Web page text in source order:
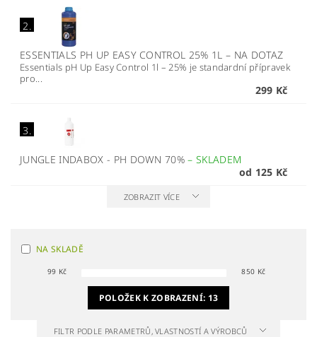
2.
ESSENTIALS PH UP EASY CONTROL 25% 1L – NA DOTAZ
Essentials pH Up Easy Control 1l – 25% je standardní přípravek
pro...
299 Kč
3.
JUNGLE INDABOX - PH DOWN 70%–SKLADEM
od 125 Kč
ZOBRAZIT VÍCE
NA SKLADĚ
99 Kč 850 Kč
POLOŽEK K ZOBRAZENÍ: 13
FILTR PODLE PARAMETRŮ, VLASTNOSTÍ A VÝROBCŮ